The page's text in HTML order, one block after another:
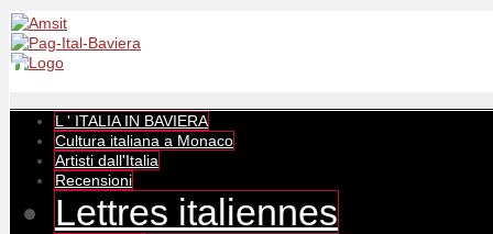
L ' ITALIA IN BAVIERA
Cultura italiana a Monaco
Artisti dall'Italia
Recensioni
Lettres italiennes